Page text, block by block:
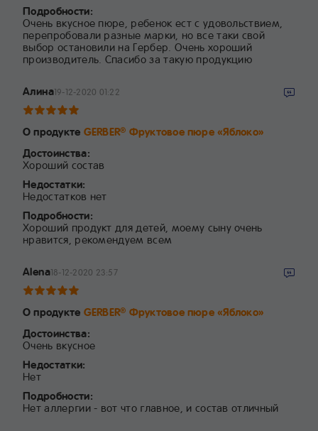
Подробности:
Очень вкусное пюре, ребенок ест с удовольствием,
перепробовали разные марки, но все таки свой
выбор остановили на Гербер. Очень хороший
производитель. Спасибо за такую продукцию
Алина19-12-2020 01:22
О продукте GERBER® Фруктовое пюре «Яблоко»
Достоинства:
Хороший состав
Недостатки:
Недостатков нет
Подробности:
Хороший продукт для детей, моему сыну очень
нравится, рекомендуем всем
Alena18-12-2020 23:57
О продукте GERBER® Фруктовое пюре «Яблоко»
Достоинства:
Очень вкусное
Недостатки:
Нет
Подробности:
Нет аллергии - вот что главное, и состав отличный